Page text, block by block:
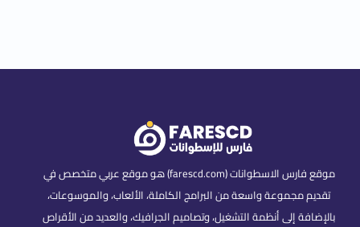
موقع فارس الاسطوانات (farescd.com) هو موقع عربي متخصص في
تقديم مجموعة واسعة من البرامج الكاملة، الألعاب، والموسوعات،
بالإضافة إلى أنظمة التشغيل، وتصاميم الجرافيك، والعديد من الأقراص